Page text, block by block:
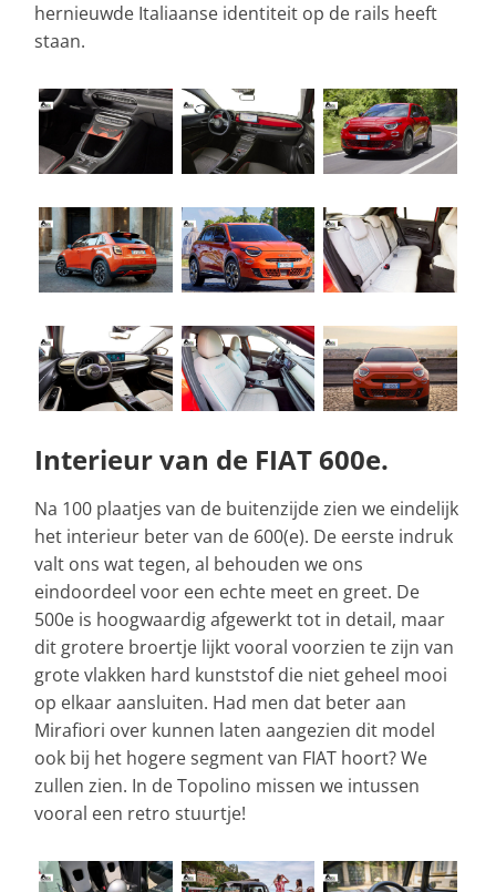
hernieuwde Italiaanse identiteit op de rails heeft
staan.
Interieur van de FIAT 600e.
Na 100 plaatjes van de buitenzijde zien we eindelijk
het interieur beter van de 600(e). De eerste indruk
valt ons wat tegen, al behouden we ons
eindoordeel voor een echte meet en greet. De
500e is hoogwaardig afgewerkt tot in detail, maar
dit grotere broertje lijkt vooral voorzien te zijn van
grote vlakken hard kunststof die niet geheel mooi
op elkaar aansluiten. Had men dat beter aan
Mirafiori over kunnen laten aangezien dit model
ook bij het hogere segment van FIAT hoort? We
zullen zien. In de Topolino missen we intussen
vooral een retro stuurtje!